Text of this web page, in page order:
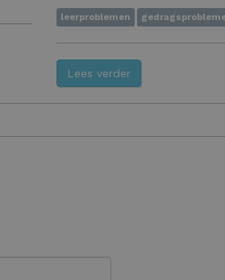
leerproblemen
Lees verder